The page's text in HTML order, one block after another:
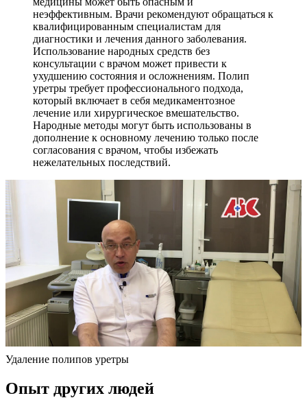
неэффективным. Врачи рекомендуют обращаться к
квалифицированным специалистам для
диагностики и лечения данного заболевания.
Использование народных средств без
консультации с врачом может привести к
ухудшению состояния и осложнениям. Полип
уретры требует профессионального подхода,
который включает в себя медикаментозное
лечение или хирургическое вмешательство.
Народные методы могут быть использованы в
дополнение к основному лечению только после
согласования с врачом, чтобы избежать
нежелательных последствий.
Удаление полипов уретры
Опыт других людей